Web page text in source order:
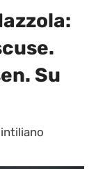
Su